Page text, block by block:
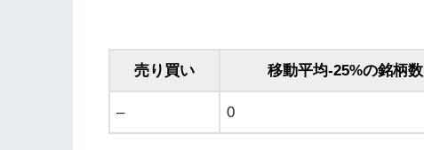
売り買い 移動平均-25%の銘柄数
– 0